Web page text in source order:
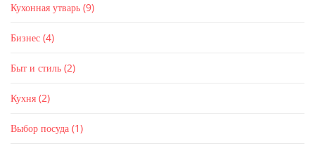
Кухонная утварь (9)
Бизнес (4)
Быт и стиль (2)
Кухня (2)
Выбор посуда (1)